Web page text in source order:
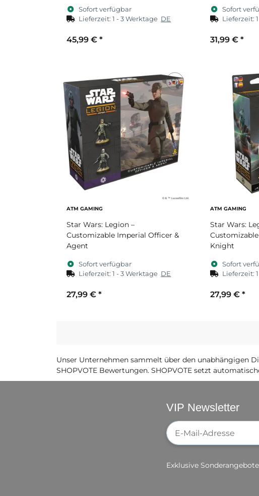
Sofort verfügbar
Lieferzeit:1 - 3 Werktage DE
45,99 € *
Sofort
Lieferzeit:
31,99 € *
ATM GAMING
Star Wars: Legion –
Customizable Imperial Officer &
Agent
Sofort verfügbar
Lieferzeit:1 - 3 Werktage DE
27,99 € *
ATM GAMING
Star Wars:
Knight
Sofort
Lieferzeit:
27,99 € *
Unser Unternehmen sammelt über den unabhängigen
SHOPVOTE Bewertungen. SHOPVOTE setzt
VIP Newsletter
Newsletter-
Exklusive